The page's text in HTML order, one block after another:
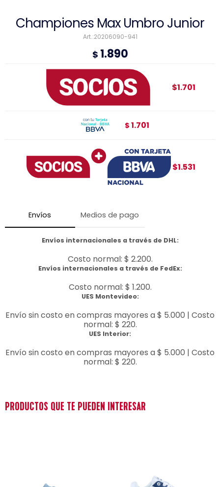
Championes Max Umbro Junior
20206090-941
$ 1.890
$1.531
$1.701
$ 1.701
Envíos Medios de pago
Envíos internacionales a través de DHL:
Costo normal: $ 2.200.
Envíos internacionales a través de FedEx:
Costo normal: $ 1.200.
UES Montevideo:
Envío sin costo en compras mayores a $ 5.000 | Costo
normal: $ 220.
UES Interior:
Envío sin costo en compras mayores a $ 5.000 | Costo
normal: $ 220.
PRODUCTOS QUE TE PUEDEN INTERESAR